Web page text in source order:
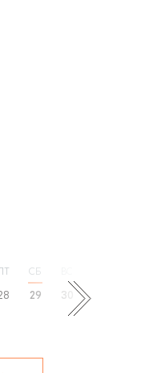
СБ
29 30